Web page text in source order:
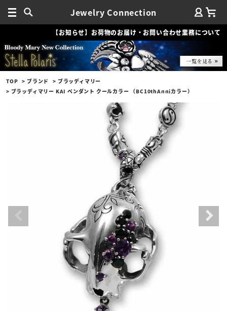
Jewelry Connection
【お知らせ】お荷物のお届け・お問い合わせ業務について
TOP ブランド
ブラッディマリー
ブラッディマリー KAI ペンダント クールカラー （BC10thAnniカラー）